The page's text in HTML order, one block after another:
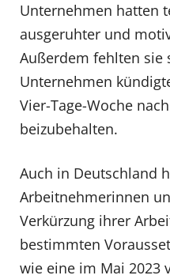
Unternehmen hatten
ausgeruhter und
Außerdem fehlten sie
Unternehmen
Vier-Tage-Woche
beizubehalten.
Auch in Deutschland
Arbeitnehmerinnen
Verkürzung ihrer
bestimmten
wie eine im Mai 2023